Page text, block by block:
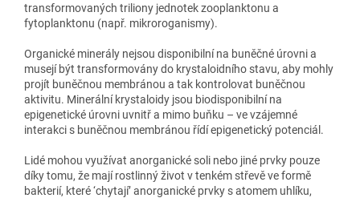
transformovaných triliony jednotek zooplanktonu a
fytoplanktonu (např. mikroroganismy).
Organické minerály nejsou disponibilní na buněčné úrovni a
musejí být transformovány do krystaloidního stavu, aby mohly
projít buněčnou membránou a tak kontrolovat buněčnou
aktivitu. Minerální krystaloidy jsou biodisponibilní na
epigenetické úrovni uvnitř a mimo buňku – ve vzájemné
interakci s buněčnou membránou řídí epigenetický potenciál.
Lidé mohou využívat anorganické soli nebo jiné prvky pouze
díky tomu, že mají rostlinný život v tenkém střevě ve formě
bakterií, které ‘chytají’ anorganické prvky s atomem uhlíku,